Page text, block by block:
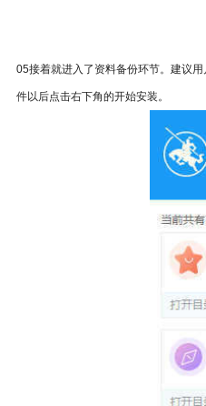
05接着就进入了资料备份环节。建议
件以后点击右下角的开始安装。